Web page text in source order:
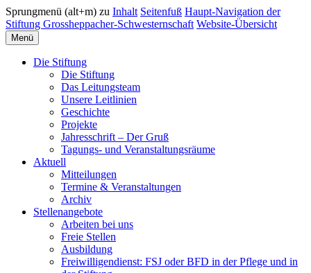
Sprungmenü (alt+m) zu Inhalt Seitenfuß Haupt-Navigation der
Stiftung Grossheppacher-Schwesternschaft Website-Übersicht
Menü
Die Stiftung
Die Stiftung
Das Leitungsteam
Unsere Leitlinien
Geschichte
Projekte
Jahresschrift – Der Gruß
Tagungs- und Veranstaltungsräume
Aktuell
Mitteilungen
Termine & Veranstaltungen
Archiv
Stellenangebote
Arbeiten bei uns
Freie Stellen
Ausbildung
Freiwilligendienst: FSJ oder BFD in der Pflege und in